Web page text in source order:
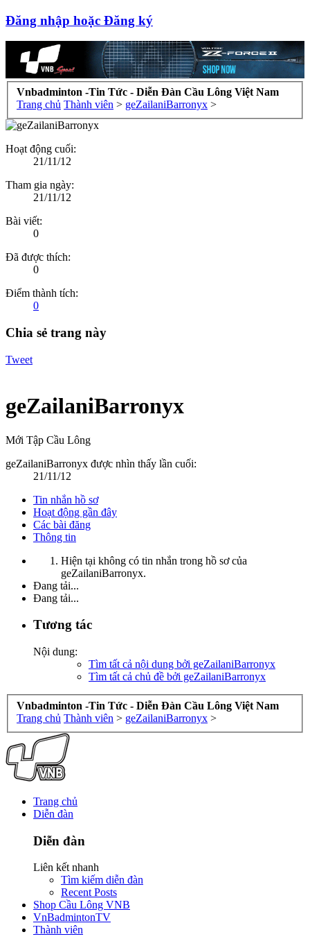
Đăng nhập hoặc Đăng ký
Vnbadminton -Tin Tức - Diễn Đàn Cầu Lông Việt Nam
Trang chủ Thành viên > geZailaniBarronyx >
Hoạt động cuối:
21/11/12
Tham gia ngày:
21/11/12
Bài viết:
0
Đã được thích:
0
Điểm thành tích:
0
Chia sẻ trang này
Tweet
geZailaniBarronyx
Mới Tập Cầu Lông
geZailaniBarronyx được nhìn thấy lần cuối:
21/11/12
Tin nhắn hồ sơ
Hoạt động gần đây
Các bài đăng
Thông tin
Hiện tại không có tin nhắn trong hồ sơ của
geZailaniBarronyx.
Đang tải...
Đang tải...
Tương tác
Nội dung:
Tìm tất cả nội dung bởi geZailaniBarronyx
Tìm tất cả chủ đề bởi geZailaniBarronyx
Vnbadminton -Tin Tức - Diễn Đàn Cầu Lông Việt Nam
Trang chủ Thành viên > geZailaniBarronyx >
Trang chủ
Diễn đàn
Diễn đàn
Liên kết nhanh
Tìm kiếm diễn đàn
Recent Posts
Shop Cầu Lông VNB
VnBadmintonTV
Thành viên